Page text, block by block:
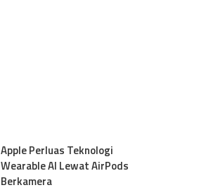
Apple Perluas Teknologi
Wearable AI Lewat AirPods
Berkamera